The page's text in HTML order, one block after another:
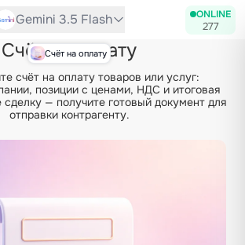
Gemini 3.5 Flash ONLINE
277
Счёт на оплату
Счёт на оплату
счёт на оплату товаров или услуг:
позиции с ценами, НДС и итоговая
— получите готовый документ для
отправки контрагенту.